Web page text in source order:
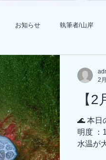
お知らせ 執筆者/山岸
【
🌊 本日
明度 ：
水温が
2